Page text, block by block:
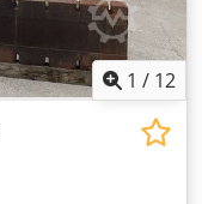
1 / 12